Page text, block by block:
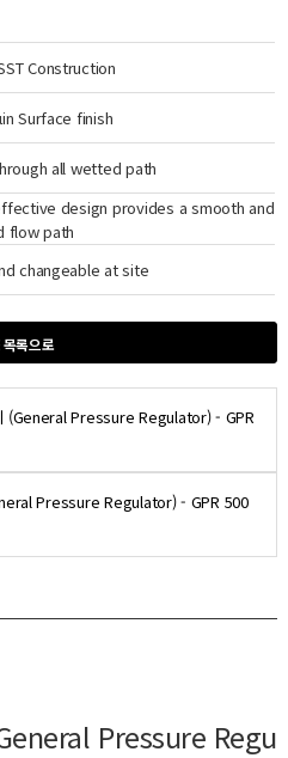
Construction
Surface finish
all wetted path
design provides a smooth and
flow path
changeable at site
목록으로
(General Pressure Regulator) - GPR
Pressure Regulator) - GPR 500
Pressure Regu